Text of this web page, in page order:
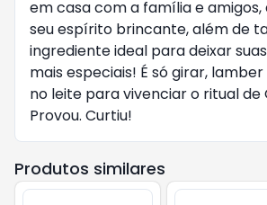
em casa com a família e
seu espírito brincante, além de
ingrediente ideal para deixar
mais especiais! É só girar,
no leite para vivenciar o ritual de
Provou. Curtiu!
Produtos similares